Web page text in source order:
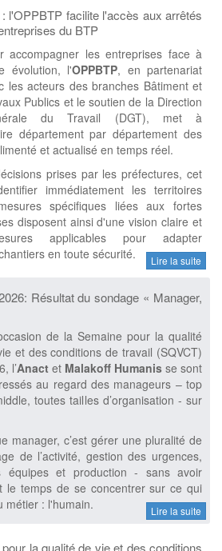
l'OPPBTP facilite l'accès aux arrêtés
du BTP
accompagner les entreprises face à
évolution, l'OPPBTP, en partenariat
les acteurs des branches Bâtiment et
Publics et le soutien de la Direction
du Travail (DGT), met à
département par département des
et actualisé en temps réel.
prises par les préfectures, cet
immédiatement les territoires
spécifiques liées aux fortes
disposent ainsi d'une vision claire et
applicables pour adapter
en toute sécurité.
Lire la suite
Résultat du sondage « Manager,
de la Semaine pour la qualité
et des conditions de travail (SQVCT)
l’Anact et Malakoff Humanis se sont
au regard des manageurs – top
toutes tailles d’organisation - sur
manager, c’est gérer une pluralité de
de l’activité, gestion des urgences,
équipes et production - sans avoir
le temps de se concentrer sur ce qui
: l'humain.
Lire la suite
la qualité de vie et des conditions